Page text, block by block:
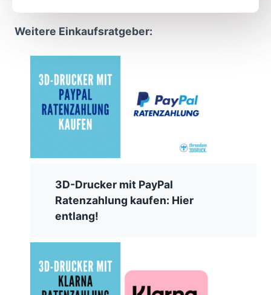
Weitere Einkaufsratgeber:
3D-Drucker mit PayPal
Ratenzahlung kaufen: Hier
entlang!